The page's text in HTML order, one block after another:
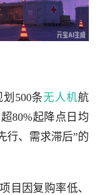
500条无人机航
80%起降点日均
行、需求滞后”的
目因复购率低、